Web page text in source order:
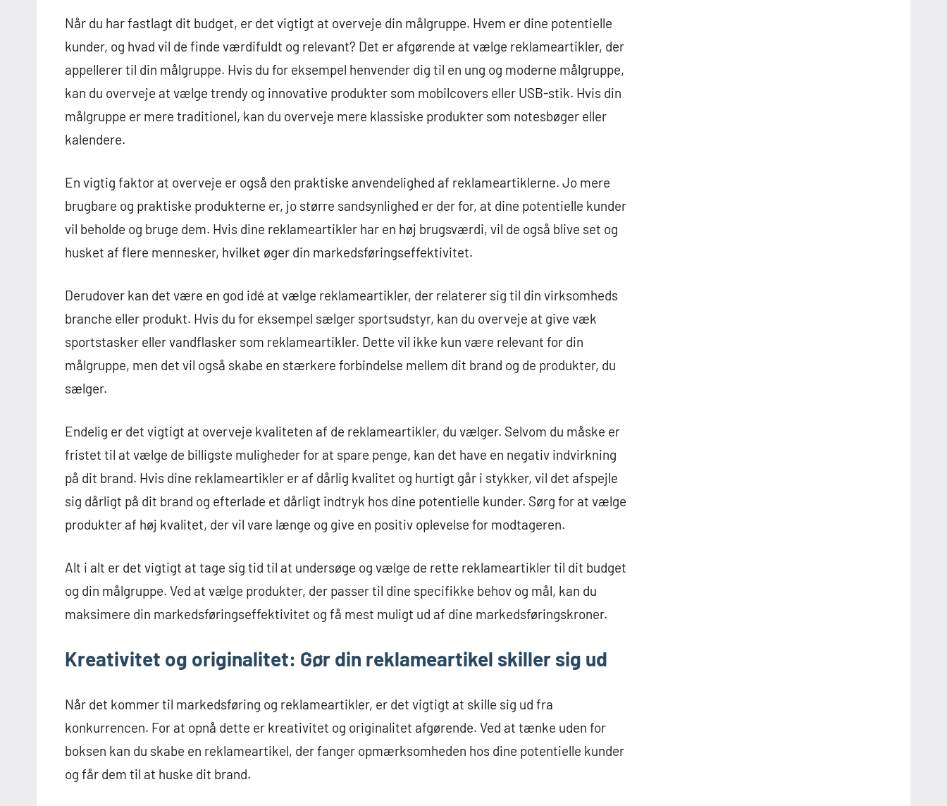
Når du har fastlagt dit budget, er det vigtigt at overveje din målgruppe. Hvem er dine potentielle
kunder, og hvad vil de finde værdifuldt og relevant? Det er afgørende at vælge reklameartikler, der
appellerer til din målgruppe. Hvis du for eksempel henvender dig til en ung og moderne målgruppe,
kan du overveje at vælge trendy og innovative produkter som mobilcovers eller USB-stik. Hvis din
målgruppe er mere traditionel, kan du overveje mere klassiske produkter som notesbøger eller
kalendere.
En vigtig faktor at overveje er også den praktiske anvendelighed af reklameartiklerne. Jo mere
brugbare og praktiske produkterne er, jo større sandsynlighed er der for, at dine potentielle kunder
vil beholde og bruge dem. Hvis dine reklameartikler har en høj brugsværdi, vil de også blive set og
husket af flere mennesker, hvilket øger din markedsføringseffektivitet.
Derudover kan det være en god idé at vælge reklameartikler, der relaterer sig til din virksomheds
branche eller produkt. Hvis du for eksempel sælger sportsudstyr, kan du overveje at give væk
sportstasker eller vandflasker som reklameartikler. Dette vil ikke kun være relevant for din
målgruppe, men det vil også skabe en stærkere forbindelse mellem dit brand og de produkter, du
sælger.
Endelig er det vigtigt at overveje kvaliteten af de reklameartikler, du vælger. Selvom du måske er
fristet til at vælge de billigste muligheder for at spare penge, kan det have en negativ indvirkning
på dit brand. Hvis dine reklameartikler er af dårlig kvalitet og hurtigt går i stykker, vil det afspejle
sig dårligt på dit brand og efterlade et dårligt indtryk hos dine potentielle kunder. Sørg for at vælge
produkter af høj kvalitet, der vil vare længe og give en positiv oplevelse for modtageren.
Alt i alt er det vigtigt at tage sig tid til at undersøge og vælge de rette reklameartikler til dit budget
og din målgruppe. Ved at vælge produkter, der passer til dine specifikke behov og mål, kan du
maksimere din markedsføringseffektivitet og få mest muligt ud af dine markedsføringskroner.
Kreativitet og originalitet: Gør din reklameartikel skiller sig ud
Når det kommer til markedsføring og reklameartikler, er det vigtigt at skille sig ud fra
konkurrencen. For at opnå dette er kreativitet og originalitet afgørende. Ved at tænke uden for
boksen kan du skabe en reklameartikel, der fanger opmærksomheden hos dine potentielle kunder
og får dem til at huske dit brand.